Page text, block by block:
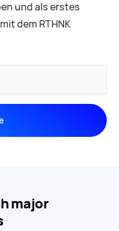
und als erstes
dem RTHNK
major